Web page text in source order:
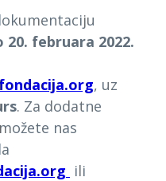
20. februara 2022.
, uz
. Za dodatne
nas
ili